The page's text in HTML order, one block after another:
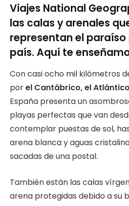
Viajes National
las calas y arenales
representan el
país. Aquí te
Con casi ocho mil kilómetros
porel Cantábrico, el
España presenta un
playas perfectas que van
contemplar puestas de sol,
arena blanca y aguas
sacadas de una postal.
También están las calas
arena protegidas debido a su